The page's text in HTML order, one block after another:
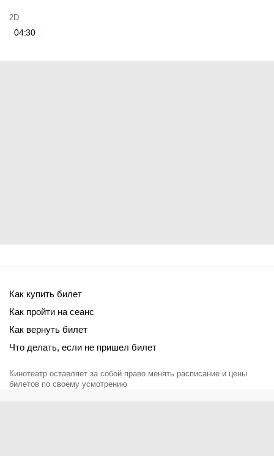
2D
04:30
Как купить билет
Как пройти на сеанс
Как вернуть билет
Что делать, если не пришел билет
Кинотеатр оставляет за собой право менять расписание и цены
билетов по своему усмотрению